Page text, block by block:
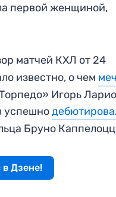
первой женщиной,
матчей КХЛ от 24
известно, о чем
Игорь
успешно
Бруно
Дзене!